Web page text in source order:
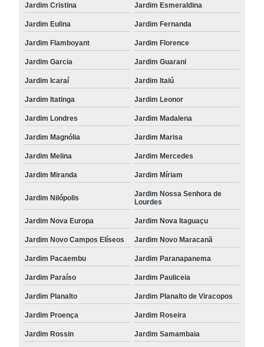
Jardim Cristina Jardim Esmeraldina
Jardim Eulina Jardim Fernanda
Jardim Flamboyant Jardim Florence
Jardim Garcia Jardim Guarani
Jardim Icaraí Jardim Itaiú
Jardim Itatinga Jardim Leonor
Jardim Londres Jardim Madalena
Jardim Magnólia Jardim Marisa
Jardim Melina Jardim Mercedes
Jardim Miranda Jardim Míriam
Jardim Nilópolis
Jardim Nossa Senhora de
Lourdes
Jardim Nova Europa Jardim Nova Itaguaçu
Jardim Novo Campos Elíseos Jardim Novo Maracanã
Jardim Pacaembu Jardim Paranapanema
Jardim Paraíso Jardim Pauliceia
Jardim Planalto Jardim Planalto de Viracopos
Jardim Proença Jardim Roseira
Jardim Rossin Jardim Samambaia